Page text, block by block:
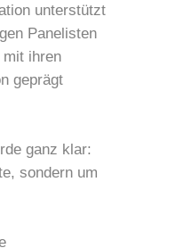
unterstützt
Panelisten
mit ihren
geprägt
ganz klar:
sondern um